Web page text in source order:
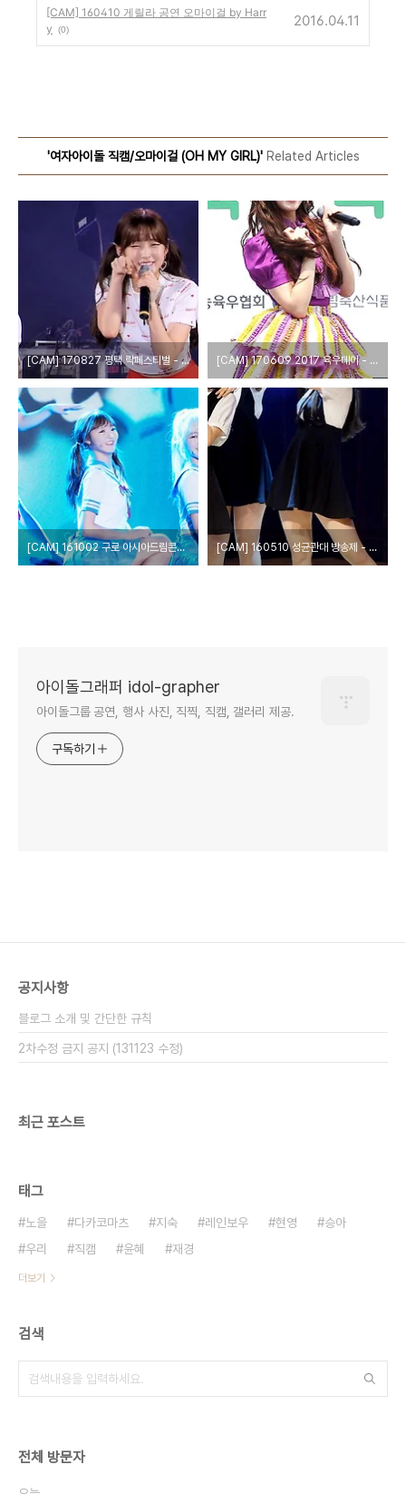
[CAM] 160410 게릴라 공연 오마이걸 by Harr
y
(0)
2016.04.11
'여자아이돌 직캠/오마이걸 (OH MY GIRL)'Related Articles
[CAM] 170827 평택 락페스티벌 - 오마이걸 by 다카코마츠 [CAM] 170609 2017 육우데이 - 오마이걸 아린 by Harry
[CAM] 161002 구로 아시아드림콘서트 - 오마이걸 by epoxy [CAM] 160510 성균관대 방송제 - 오마이걸 by 다카코마츠
아이돌그래퍼 idol-grapher
아이돌그룹 공연, 행사 사진, 직찍, 직캠, 갤러리 제공.
구독하기
공지사항
블로그 소개 및 간단한 규칙
2차수정 금지 공지 (131123 수정)
최근 포스트
태그
노을 다카코마츠 지숙 레인보우 현영
승아
우리
직캠 윤혜 재경
더보기
검색
전체 방문자